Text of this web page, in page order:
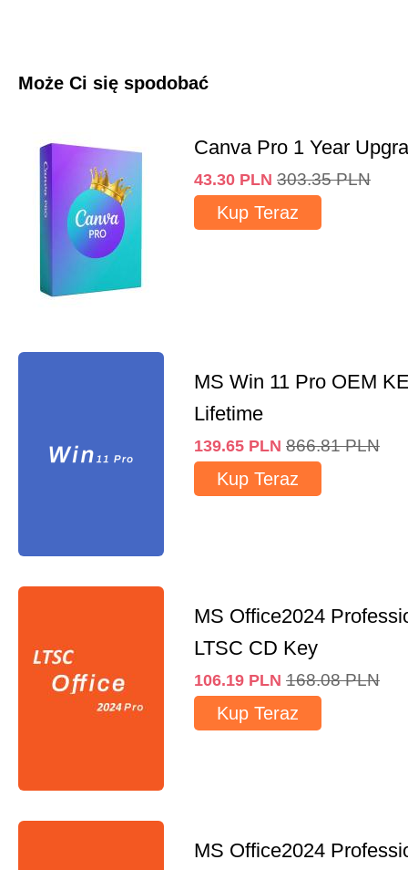
Może Ci się spodobać
Canva Pro 1 Year
43.30 PLN 303.35 PLN
Kup Teraz
MS Win 11 Pro OEM
Lifetime
139.65 PLN 866.81 PLN
Kup Teraz
MS Office2024
LTSC CD Key
106.19 PLN 168.08 PLN
Kup Teraz
MS Office2024